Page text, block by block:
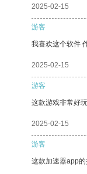
2025-02-15
游客
我喜欢这个软件
2025-02-15
游客
这款游戏非常好
2025-02-15
游客
这款加速器app的